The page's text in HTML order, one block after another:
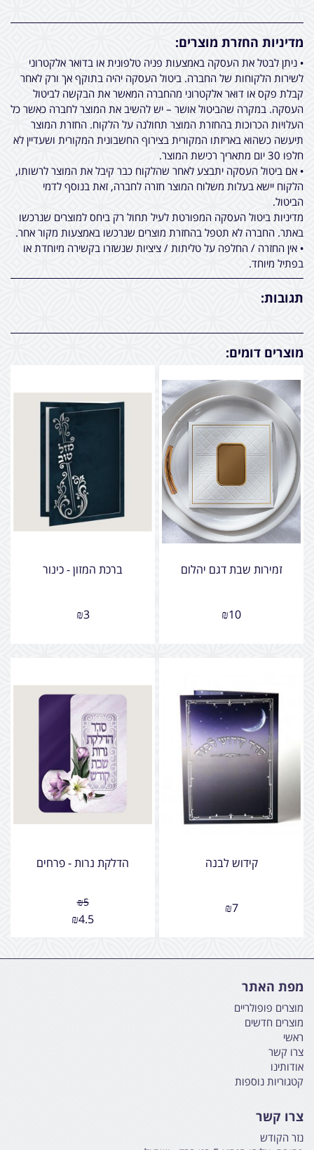
מדיניות החזרת מוצרים:
• ניתן לבטל את העסקה באמצעות פניה טלפונית או בדואר אלקטרוני
לשירות הלקוחות של החברה. ביטול העסקה יהיה בתוקף אך ורק לאחר
קבלת פקס או דואר אלקטרוני מהחברה המאשר את הבקשה לביטול
העסקה. במקרה שהביטול אושר – יש להשיב את המוצר לחברה כאשר כל
העלויות הכרוכות בהחזרת המוצר תחולנה על הלקוח. החזרת המוצר
תיעשה כשהוא באריזתו המקורית בצירוף החשבונית המקורית ושעדיין לא
חלפו 30 יום מתאריך רכישת המוצר.
• אם ביטול העסקה יתבצע לאחר שהלקוח כבר קיבל את המוצר לרשותו,
הלקוח יישא בעלות משלוח המוצר חזרה לחברה, זאת בנוסף לדמי
הביטול.
מדיניות ביטול העסקה המפורטת לעיל תחול רק ביחס למוצרים שנרכשו
באתר. החברה לא תטפל בהחזרת מוצרים שנרכשו באמצעות מקור אחר.
• אין החזרה / החלפה על טליתות / ציציות שנשזרו בקשירה מיוחדת או
בפתיל מיוחד.
תגובות:
מוצרים דומים:
זמירות שבת דגם יהלום
₪10
ברכת המזון - כינור
₪3
קידוש לבנה
₪7
הדלקת נרות - פרחים
₪5
₪4.5
מפת האתר
מוצרים פופולריים
מוצרים חדשים
ראשי
צרו קשר
אודותינו
קטגוריות נוספות
צרו קשר
נזר הקודש